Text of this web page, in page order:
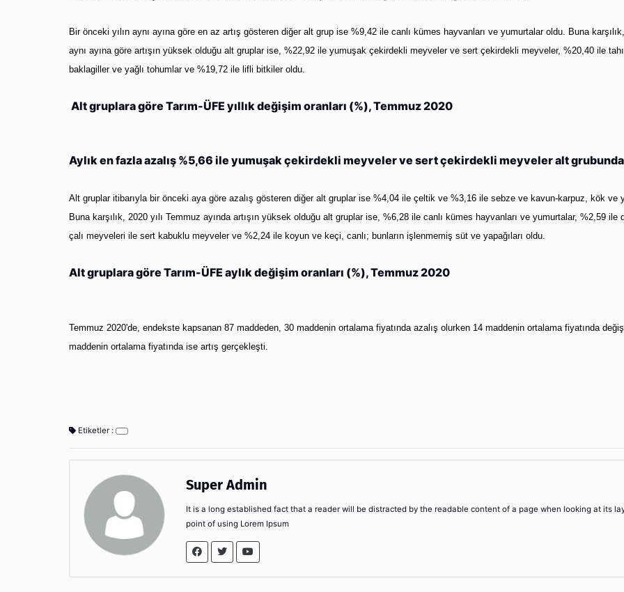
Bir önceki yılın aynı ayına göre en az artış gösteren diğer alt grup ise %9,42 ile canlı kümes hayvanları ve yumurtalar oldu. Buna
aynı ayına göre artışın yüksek olduğu alt gruplar ise, %22,92 ile yumuşak çekirdekli meyveler ve sert çekirdekli meyveler, %20,40 ile
baklagiller ve yağlı tohumlar ve %19,72 ile lifli bitkiler oldu.
Alt gruplara göre Tarım-ÜFE yıllık değişim oranları (%), Temmuz 2020
Aylık en fazla azalış %5,66 ile yumuşak çekirdekli meyveler ve sert çekirdekli meyveler alt
Alt gruplar itibarıyla bir önceki aya göre azalış gösteren diğer alt gruplar ise %4,04 ile çeltik ve %3,16 ile sebze ve kavun-karpuz, kök ve
Buna karşılık, 2020 yılı Temmuz ayında artışın yüksek olduğu alt gruplar ise, %6,28 ile canlı kümes hayvanları ve yumurtalar, %2,59 ile
çalı meyveleri ile sert kabuklu meyveler ve %2,24 ile koyun ve keçi, canlı; bunların işlenmemiş süt ve yapağıları oldu.
Alt gruplara göre Tarım-ÜFE aylık değişim oranları (%), Temmuz 2020
Temmuz 2020'de, endekste kapsanan 87 maddeden, 30 maddenin ortalama fiyatında azalış olurken 14 maddenin ortalama fiyatında
maddenin ortalama fiyatında ise artış gerçekleşti.
Etiketler :
Super Admin
It is a long established fact that a reader will be distracted by the readable content of a page when looking at its
point of using Lorem Ipsum